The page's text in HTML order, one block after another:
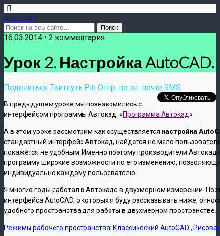
AutoCAD
16.03.2014 • 2 комментария
Урок 2. Настройка AutoCAD.
Поделиться Твитнуть Pin Отпр. по эл. почте SMS
В предыдущем уроке мы познакомились с
интерфейсом программы Автокад: «Программа Автокад«
А в этом уроке рассмотрим как осуществляется настройка
стандартный интерфейс Автокад, найдется не мало
покажется не удобным. Именно поэтому производители Автокад
программу широкие возможности по его изменению,
индивидуально каждому пользователю.
Я многие годы работал в Автокаде в двухмерном измерении.
интерфейса AutoCAD, о которых я буду рассказывать ниже,
удобного пространства для работы в двухмерном пространстве.
Режимы рабочего пространства: Классический AutoCAD ,